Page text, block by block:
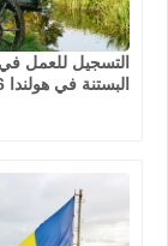
التسجيل للعمل
البستنة في هولندا 2026